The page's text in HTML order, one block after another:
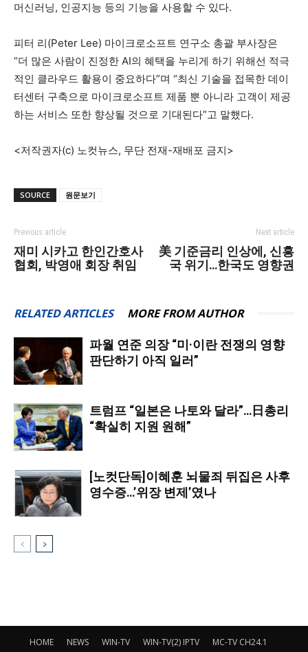
머신러닝, 인공지능 등의 기능을 사용할 수 있다.
피터 리(Peter Lee) 마이크로소프트 연구소 총괄 부사장은
“더 많은 사람이 진정한 AI의 혜택을 누리게 하기 위해선 적극
적인 클라우드 활용이 중요하다”며 “최신 기술을 접목한 데이
터센터 구축으로 마이크로소프트 제품 뿐 아니라 고객이 제공
하는 서비스 또한 향상될 것으로 기대된다”고 말했다.
<저작권자(c) 노컷뉴스, 무단 전재-재배포 금지>
SOURCE 원문보기
Previous article
재미 시카고 한인간호사
협회, 박영애 회장 취임
Next article
美 기준금리 인상에, 신흥
국 위기…한국도 영향권
RELATED ARTICLES MORE FROM AUTHOR
파월 연준 의장 “미·이란 전쟁의 영향
판단하기 아직 일러”
트럼프 “일본은 나토와 달라”…日총리
“확실히 지원 원해”
[노컷단독]이혜훈 뇌물죄 뒤집은 사후
영수증…’위장 변제’였나
HOME NEWS WIN-TV WIN-TV(2) IPTV
MC-TV CH24.1